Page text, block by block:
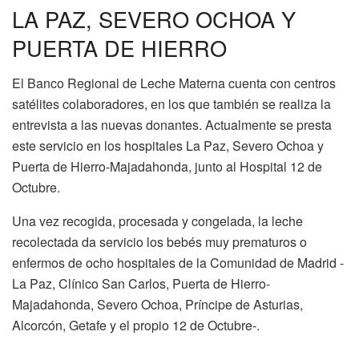
LA PAZ, SEVERO OCHOA Y
PUERTA DE HIERRO
El Banco Regional de Leche Materna cuenta con centros
satélites colaboradores, en los que también se realiza la
entrevista a las nuevas donantes. Actualmente se presta
este servicio en los hospitales La Paz, Severo Ochoa y
Puerta de Hierro-Majadahonda, junto al Hospital 12 de
Octubre.
Una vez recogida, procesada y congelada, la leche
recolectada da servicio los bebés muy prematuros o
enfermos de ocho hospitales de la Comunidad de Madrid -
La Paz, Clínico San Carlos, Puerta de Hierro-
Majadahonda, Severo Ochoa, Príncipe de Asturias,
Alcorcón, Getafe y el propio 12 de Octubre-.